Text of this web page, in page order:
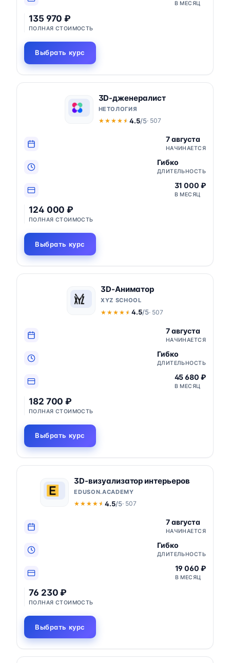
В МЕСЯЦ
135 970 ₽
ПОЛНАЯ СТОИМОСТЬ
Выбрать курс
3D-дженералист
НЕТОЛОГИЯ
★★★★★
★★★★★ 4.5/5· 507
7 августа
НАЧИНАЕТСЯ
Гибко
ДЛИТЕЛЬНОСТЬ
31 000 ₽
В МЕСЯЦ
124 000 ₽
ПОЛНАЯ СТОИМОСТЬ
Выбрать курс
3D-Аниматор
XYZ SCHOOL
★★★★★
★★★★★ 4.5/5· 507
7 августа
НАЧИНАЕТСЯ
Гибко
ДЛИТЕЛЬНОСТЬ
45 680 ₽
В МЕСЯЦ
182 700 ₽
ПОЛНАЯ СТОИМОСТЬ
Выбрать курс
3D-визуализатор интерьеров
EDUSON.ACADEMY
★★★★★
★★★★★4.5/5· 507
7 августа
НАЧИНАЕТСЯ
Гибко
ДЛИТЕЛЬНОСТЬ
19 060 ₽
В МЕСЯЦ
76 230 ₽
ПОЛНАЯ СТОИМОСТЬ
Выбрать курс